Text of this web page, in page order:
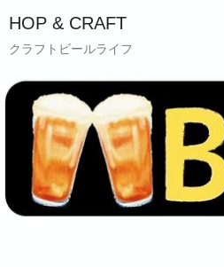
HOP & CRAFT
クラフトビールライフ